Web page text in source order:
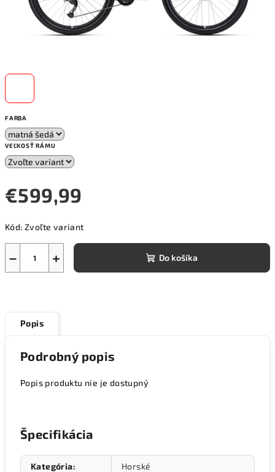
FARBA
VEĽKOSŤ RÁMU
€599,99
cena:
Kód: Zvoľte variant
+
− Do košíka
Popis
Podrobný popis
Popis produktu nie je dostupný
Špecifikácia
Kategória: Horské